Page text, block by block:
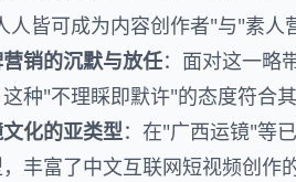
人皆可成为内容创作者"与"素人
销的沉默与放任：面对这一略
种"不理睬即默许"的态度符合
化的亚类型：在"广西运镜"等
丰富了中文互联网短视频创作